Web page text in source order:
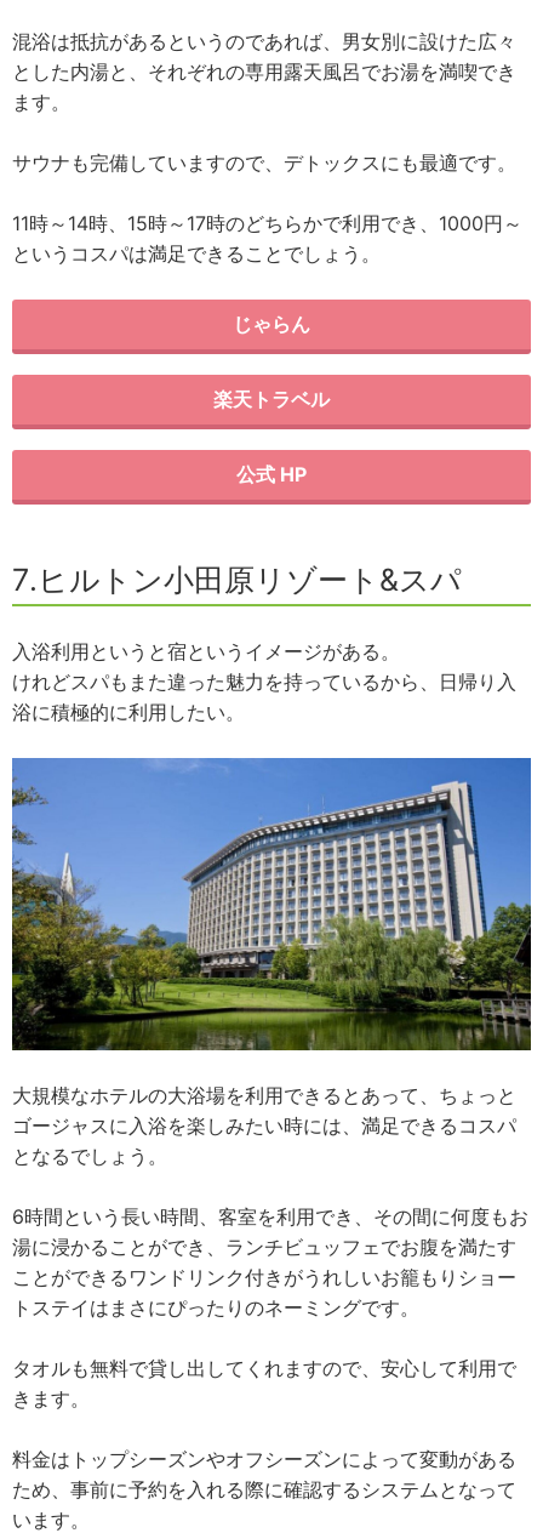
混浴は抵抗があるというのであれば、男女別に設けた広々
とした内湯と、それぞれの専用露天風呂でお湯を満喫でき
ます。
サウナも完備していますので、デトックスにも最適です。
11時～14時、15時～17時のどちらかで利用でき、1000円～
というコスパは満足できることでしょう。
じゃらん
楽天トラベル
公式 HP
7.ヒルトン小田原リゾート&スパ
入浴利用というと宿というイメージがある。
けれどスパもまた違った魅力を持っているから、日帰り入
浴に積極的に利用したい。
大規模なホテルの大浴場を利用できるとあって、ちょっと
ゴージャスに入浴を楽しみたい時には、満足できるコスパ
となるでしょう。
6時間という長い時間、客室を利用でき、その間に何度もお
湯に浸かることができ、ランチビュッフェでお腹を満たす
ことができるワンドリンク付きがうれしいお籠もりショー
トステイはまさにぴったりのネーミングです。
タオルも無料で貸し出してくれますので、安心して利用で
きます。
料金はトップシーズンやオフシーズンによって変動がある
ため、事前に予約を入れる際に確認するシステムとなって
います。